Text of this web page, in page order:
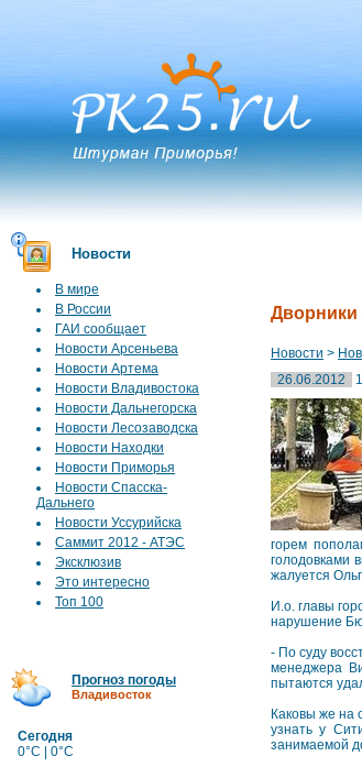
Новости
В мире
В России
ГАИ сообщает
Новости Арсеньева
Новости Артема
Новости Владивостока
Новости Дальнегорска
Новости Лесозаводска
Новости Находки
Новости Приморья
Новости Спасска-
Дальнего
Новости Уссурийска
Саммит 2012 - АТЭС
Эксклюзив
Это интересно
Топ 100
Прогноз погоды
Владивосток
Сегодня
0°C | 0°C
Дворники
Новости >
26.06.2012
горем
голодовками
жалуется
И.о. главы
нарушение
- По суду
менеджера
пытаются
Каковы же на
узнать у
занимаемой